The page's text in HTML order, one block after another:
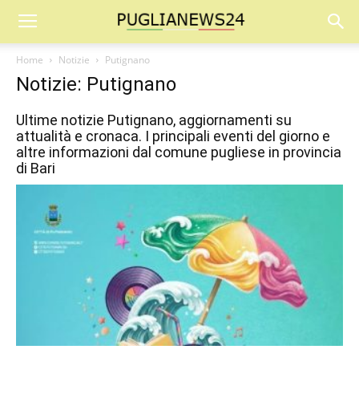
Home Notizie Putignano
Notizie: Putignano
Ultime notizie Putignano, aggiornamenti su
attualità e cronaca. I principali eventi del giorno e
altre informazioni dal comune pugliese in provincia
di Bari